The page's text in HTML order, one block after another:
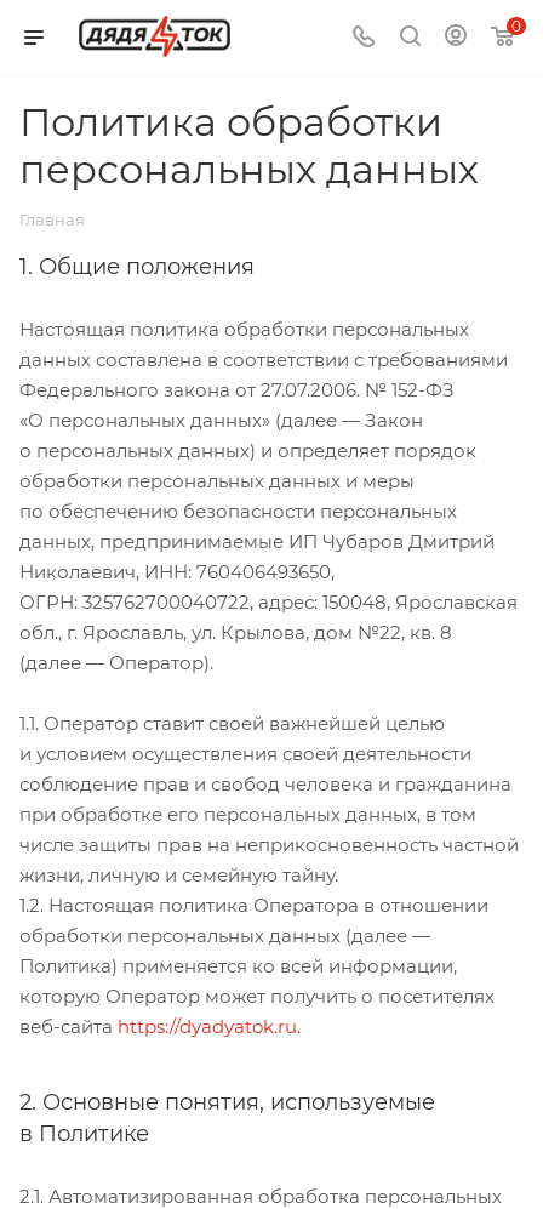
0
Политика обработки
персональных данных
Главная
1. Общие положения
Настоящая политика обработки персональных
данных составлена в соответствии с требованиями
Федерального закона от 27.07.2006. № 152-ФЗ
«О персональных данных» (далее — Закон
о персональных данных) и определяет порядок
обработки персональных данных и меры
по обеспечению безопасности персональных
данных, предпринимаемые ИП Чубаров Дмитрий
Николаевич, ИНН: 760406493650,
ОГРН: 325762700040722, адрес: 150048, Ярославская
обл., г. Ярославль, ул. Крылова, дом №22, кв. 8
(далее — Оператор).
1.1. Оператор ставит своей важнейшей целью
и условием осуществления своей деятельности
соблюдение прав и свобод человека и гражданина
при обработке его персональных данных, в том
числе защиты прав на неприкосновенность частной
жизни, личную и семейную тайну.
1.2. Настоящая политика Оператора в отношении
обработки персональных данных (далее —
Политика) применяется ко всей информации,
которую Оператор может получить о посетителях
веб-сайта https://dyadyatok.ru.
2. Основные понятия, используемые
в Политике
2.1. Автоматизированная обработка персональных